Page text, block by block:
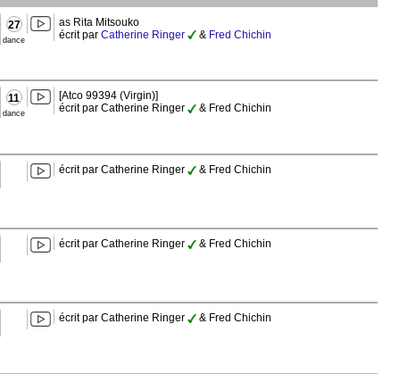
27
dance
as Rita Mitsouko
écrit par Catherine Ringer & Fred Chichin
11
dance
[Atco 99394 (Virgin)]
écrit par Catherine Ringer
& Fred Chichin
écrit par Catherine Ringer & Fred Chichin
écrit par Catherine Ringer & Fred Chichin
écrit par Catherine Ringer & Fred Chichin